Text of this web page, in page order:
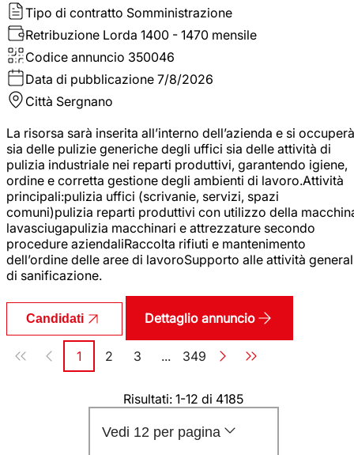
Tipo di contratto Somministrazione
Retribuzione Lorda 1400 - 1470 mensile
Codice annuncio 350046
Data di pubblicazione 7/8/2026
Città Sergnano
La risorsa sarà inserita all’interno dell’azienda e si occuperà
sia delle pulizie generiche degli uffici sia delle attività di
pulizia industriale nei reparti produttivi, garantendo igiene,
ordine e corretta gestione degli ambienti di lavoro.Attività
principali:pulizia uffici (scrivanie, servizi, spazi
comuni)pulizia reparti produttivi con utilizzo della
lavasciugapulizia macchinari e attrezzature secondo
procedure aziendaliRaccolta rifiuti e mantenimento
dell’ordine delle aree di lavoroSupporto alle attività
di sanificazione.
Candidati Dettaglio annuncio
Paginazione
Pagina
1 Pagina
2 Pagina
3 ... Pagina
349
Risultati: 1-12 di 4185
Vedi 12 per pagina